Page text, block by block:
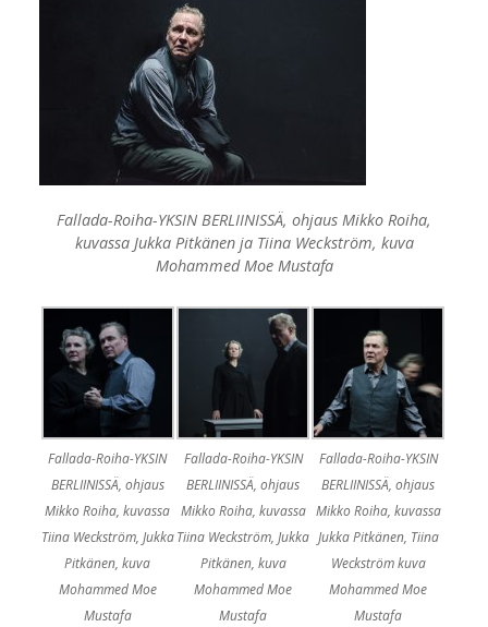
Fallada-Roiha-YKSIN BERLIINISSÄ, ohjaus Mikko Roiha,
kuvassa Jukka Pitkänen ja Tiina Weckström, kuva
Mohammed Moe Mustafa
Fallada-Roiha-YKSIN
BERLIINISSÄ, ohjaus
Mikko Roiha, kuvassa
Tiina Weckström, Jukka
Pitkänen, kuva
Mohammed Moe
Mustafa
Fallada-Roiha-YKSIN
BERLIINISSÄ, ohjaus
Mikko Roiha, kuvassa
Tiina Weckström, Jukka
Pitkänen, kuva
Mohammed Moe
Mustafa
Fallada-Roiha-YKSIN
BERLIINISSÄ, ohjaus
Mikko Roiha, kuvassa
Jukka Pitkänen, Tiina
Weckström kuva
Mohammed Moe
Mustafa